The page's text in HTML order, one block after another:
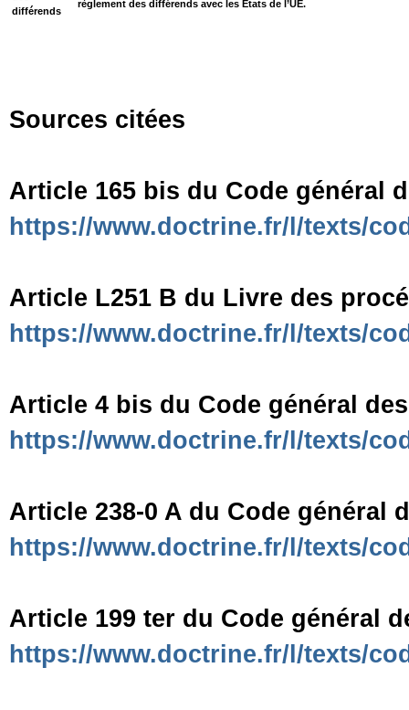
différends
règlement des différends avec les États de l’UE.
Sources citées
Article 165 bis du Code général
https://www.doctrine.fr/l/texts/
Article L251 B du Livre des
https://www.doctrine.fr/l/texts/
Article 4 bis du Code général
https://www.doctrine.fr/l/texts/
Article 238-0 A du Code général
https://www.doctrine.fr/l/texts/
Article 199 ter du Code général
https://www.doctrine.fr/l/texts/